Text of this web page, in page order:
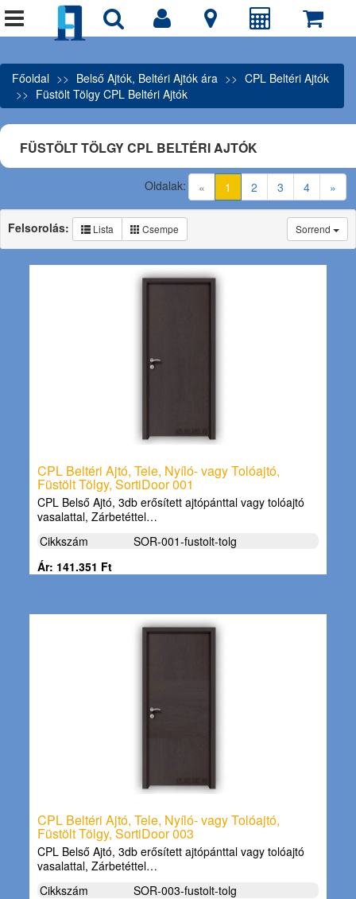
Főoldal Belső Ajtók, Beltéri Ajtók ára
CPL Beltéri Ajtók
Füstölt Tölgy CPL Beltéri Ajtók
FÜSTÖLT TÖLGY CPL BELTÉRI AJTÓK
« 1 (current)
2 3 4 »
Oldalak:
Sorrend
Felsorolás: Lista Csempe
CPL Beltéri Ajtó, Tele, Nyíló- vagy Tolóajtó,
Füstölt Tölgy, SortiDoor 001
CPL Belső Ajtó, 3db erősített ajtópánttal vagy tolóajtó
vasalattal, Zárbetéttel…
Cikkszám
SOR-001-fustolt-tolg
Ár: 141.351 Ft
CPL Beltéri Ajtó, Tele, Nyíló- vagy Tolóajtó,
Füstölt Tölgy, SortiDoor 003
CPL Belső Ajtó, 3db erősített ajtópánttal vagy tolóajtó
vasalattal, Zárbetéttel…
Cikkszám
SOR-003-fustolt-tolg